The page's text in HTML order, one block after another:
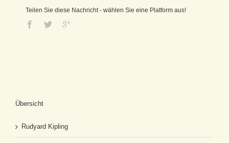
Teilen Sie diese Nachricht - wählen Sie eine Platform aus!
Übersicht
Rudyard Kipling